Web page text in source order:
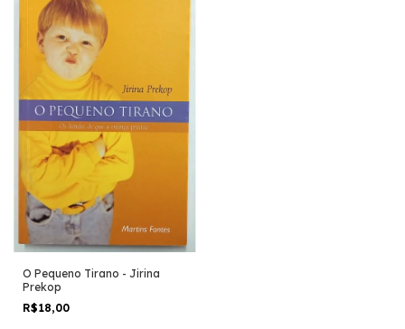
O Pequeno Tirano - Jirina
Prekop
R$18,00